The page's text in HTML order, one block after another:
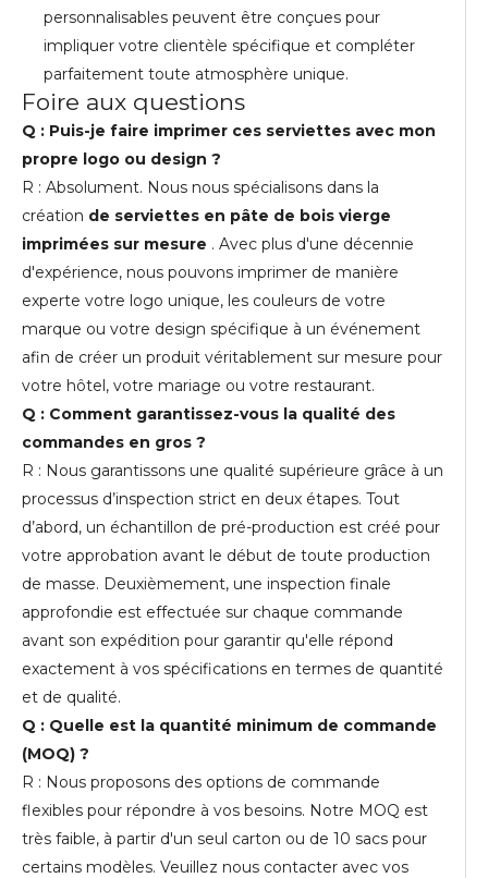
personnalisables peuvent être conçues pour
impliquer votre clientèle spécifique et compléter
parfaitement toute atmosphère unique.
Foire aux questions
Q : Puis-je faire imprimer ces serviettes avec mon
propre logo ou design ?
R : Absolument. Nous nous spécialisons dans la
création de serviettes en pâte de bois vierge
imprimées sur mesure . Avec plus d'une décennie
d'expérience, nous pouvons imprimer de manière
experte votre logo unique, les couleurs de votre
marque ou votre design spécifique à un événement
afin de créer un produit véritablement sur mesure pour
votre hôtel, votre mariage ou votre restaurant.
Q : Comment garantissez-vous la qualité des
commandes en gros ?
R : Nous garantissons une qualité supérieure grâce à un
processus d’inspection strict en deux étapes. Tout
d’abord, un échantillon de pré-production est créé pour
votre approbation avant le début de toute production
de masse. Deuxièmement, une inspection finale
approfondie est effectuée sur chaque commande
avant son expédition pour garantir qu'elle répond
exactement à vos spécifications en termes de quantité
et de qualité.
Q : Quelle est la quantité minimum de commande
(MOQ) ?
R : Nous proposons des options de commande
flexibles pour répondre à vos besoins. Notre MOQ est
très faible, à partir d'un seul carton ou de 10 sacs pour
certains modèles. Veuillez nous contacter avec vos